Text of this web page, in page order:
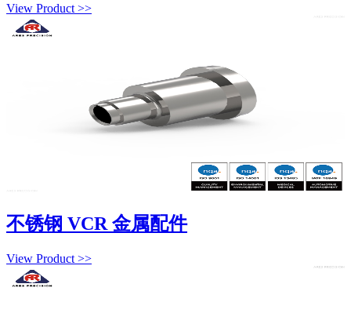
View Product >>
不锈钢 VCR 金属配件
View Product >>